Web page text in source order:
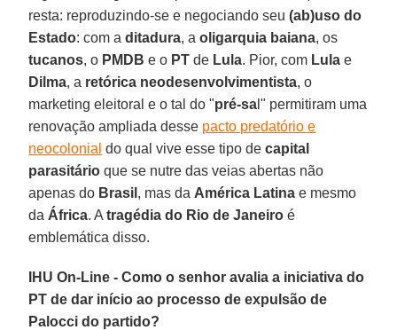
resta: reproduzindo-se e negociando seu(ab)uso do
Estado: com aditadura, a oligarquia baiana, os
tucanos, o PMDB e o PT de Lula. Pior, com Lula e
Dilma, a retórica neodesenvolvimentista, o
marketing eleitoral e o tal do "pré-sa l" permitiram uma
renovação ampliada desse pacto predatório e
neocolonial do qual vive esse tipo decapital
parasitário que se nutre das veias abertas não
apenas do Brasil , mas da América Latina e mesmo
da África. Atragédia do Rio de Janeiro é
emblemática disso.
IHU On-Line - Como o senhor avalia a iniciativa do
PT de dar início ao processo de expulsão de
Palocci do partido?